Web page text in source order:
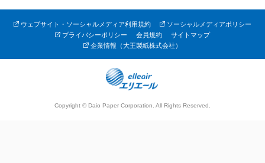
ウェブサイト・ソーシャルメディア利用規約
ソーシャルメディアポリシー
プライバシーポリシー
会員規約
サイトマップ
企業情報（大王製紙株式会社）
Copyright © Daio Paper Corporation. All Rights Reserved.